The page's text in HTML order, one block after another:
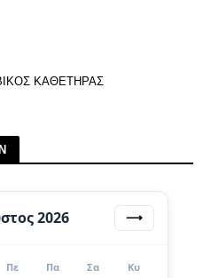
ΚΑΘΕΤΗΡΑΣ
2026 ⟶
Πε Πα Σα Κυ